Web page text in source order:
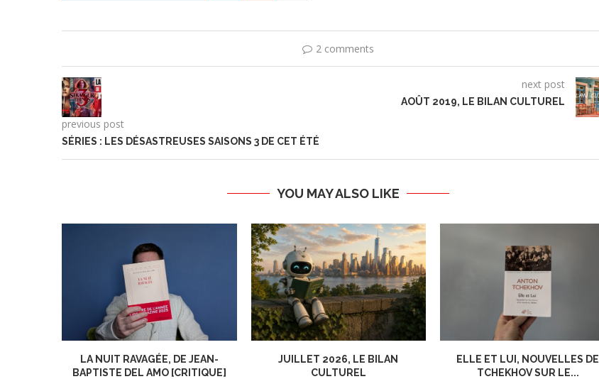
2 comments
previous post
SÉRIES : LES DÉSASTREUSES SAISONS 3 DE CET ÉTÉ
next post
AOÛT 2019, LE BILAN CULTUREL
YOU MAY ALSO LIKE
LA NUIT RAVAGÉE, DE JEAN-
BAPTISTE DEL AMO [CRITIQUE]
JUILLET 2026, LE BILAN
CULTUREL
ELLE ET LUI, NOUVELLES DE
TCHEKHOV SUR LE...